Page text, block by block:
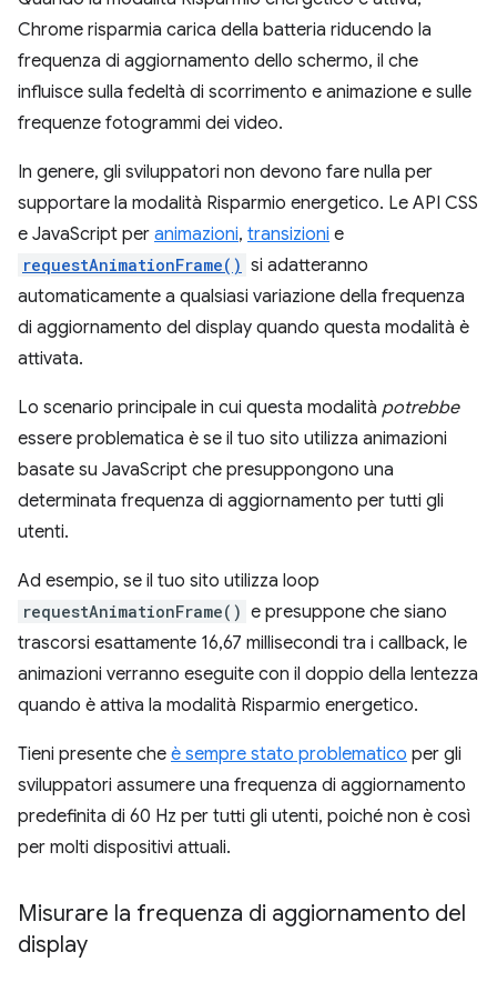
Chrome risparmia carica della batteria riducendo la
frequenza di aggiornamento dello schermo, il che
influisce sulla fedeltà di scorrimento e animazione e sulle
frequenze fotogrammi dei video.
In genere, gli sviluppatori non devono fare nulla per
supportare la modalità Risparmio energetico. Le API CSS
e JavaScript per animazioni, transizioni e
requestAnimationFrame() si adatteranno
automaticamente a qualsiasi variazione della frequenza
di aggiornamento del display quando questa modalità è
attivata.
Lo scenario principale in cui questa modalità potrebbe
essere problematica è se il tuo sito utilizza animazioni
basate su JavaScript che presuppongono una
determinata frequenza di aggiornamento per tutti gli
utenti.
Ad esempio, se il tuo sito utilizza loop
requestAnimationFrame() e presuppone che siano
trascorsi esattamente 16,67 millisecondi tra i callback, le
animazioni verranno eseguite con il doppio della lentezza
quando è attiva la modalità Risparmio energetico.
Tieni presente che è sempre stato problematico per gli
sviluppatori assumere una frequenza di aggiornamento
predefinita di 60 Hz per tutti gli utenti, poiché non è così
per molti dispositivi attuali.
Misurare la frequenza di aggiornamento del
display